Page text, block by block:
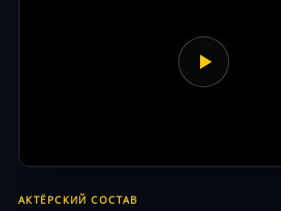
АКТЁРСКИЙ СОСТАВ